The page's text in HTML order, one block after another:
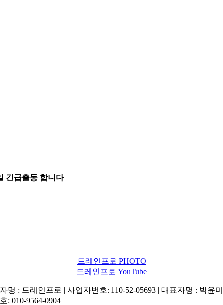
긴급출동 합니다
드레인프로 PHOTO
드레인프로 YouTube
명 : 드레인프로 | 사업자번호: 110-52-05693 | 대표자명 : 박윤
: 010-9564-0904